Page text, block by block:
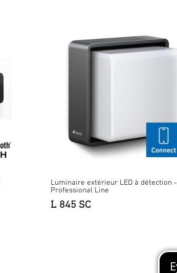
Luminaire extérieur LED à détection -
Professional Line
L 845 SC